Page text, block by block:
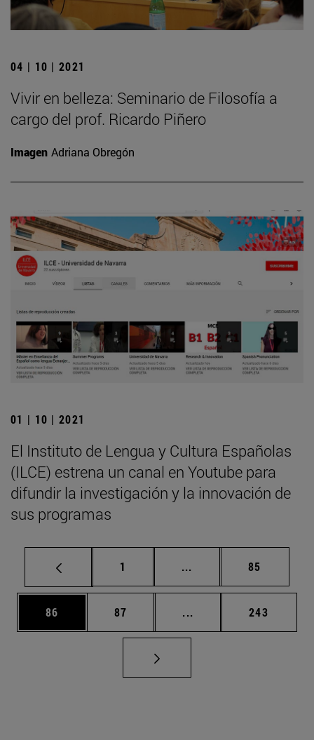
04 | 10 | 2021
Vivir en belleza: Seminario de Filosofía a
cargo del prof. Ricardo Piñero
Imagen Adriana Obregón
01 | 10 | 2021
El Instituto de Lengua y Cultura Españolas
(ILCE) estrena un canal en Youtube para
difundir la investigación y la innovación de
sus programas
Página
1 ... Páginas intermedias
Página
85
Página
86 Página
87 ... Páginas intermedias
Página
243